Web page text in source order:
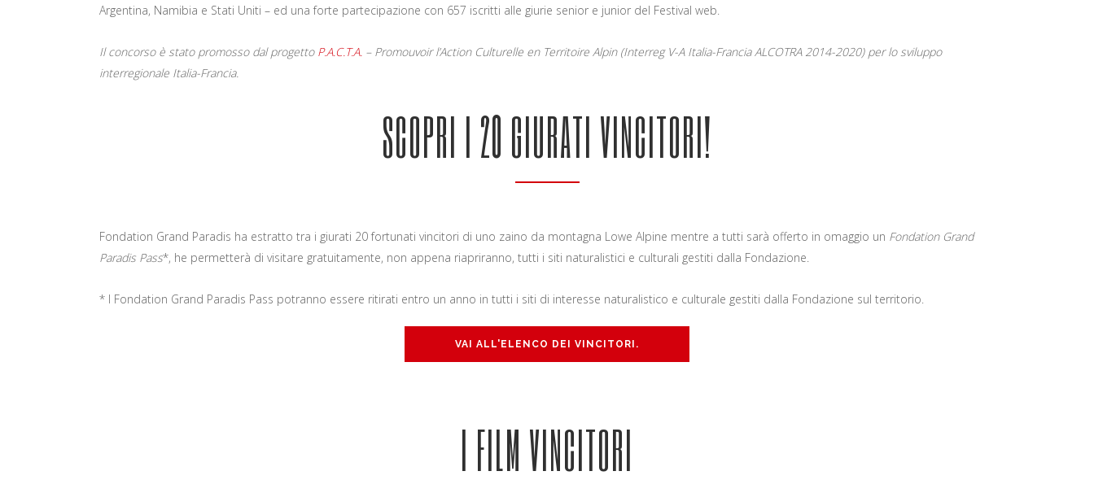
Argentina, Namibia e Stati Uniti – ed una forte partecipazione con 657 iscritti alle giurie senior e junior del Festival web.
Il concorso è stato promosso dal progetto P.A.C.T.A. – Promouvoir l’Action Culturelle en Territoire Alpin (Interreg V-A Italia-Francia ALCOTRA 2014-2020) per lo sviluppo
interregionale Italia-Francia.
SCOPRI I 20 GIURATI VINCITORI!
Fondation Grand Paradis ha estratto tra i giurati 20 fortunati vincitori di uno zaino da montagna Lowe Alpine mentre a tutti sarà offerto in omaggio un Fondation Grand
Paradis Pass*, he permetterà di visitare gratuitamente, non appena riapriranno, tutti i siti naturalistici e culturali gestiti dalla Fondazione.
* I Fondation Grand Paradis Pass potranno essere ritirati entro un anno in tutti i siti di interesse naturalistico e culturale gestiti dalla Fondazione sul territorio.
VAI ALL'ELENCO DEI VINCITORI.
I FILM VINCITORI